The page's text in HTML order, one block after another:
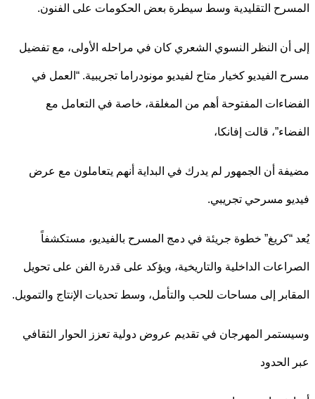
التقليدية وسط سيطرة بعض الحكومات على الفنون.
أن النظر النسوي الشعري كان في مراحله الأولى، مع تفضيل
الفيديو كخيار متاح لفيديو مونودراما تجريبية. “العمل في
المفتوحة أهم من المغلقة، خاصة في التعامل مع
قالت إفانكا،
أن الجمهور لم يدرك في البداية أنهم يتعاملون مع عرض
مسرحي تجريبي.
“كريغ” خطوة جريئة في دمج المسرح بالفيديو، مستكشفاً
الداخلية والتاريخية، ويؤكد على قدرة الفن على تحويل
إلى مساحات للحب والتأمل، وسط تحديات الإنتاج والتمويل.
المهرجان في تقديم عروض دولية تعزز الحوار الثقافي